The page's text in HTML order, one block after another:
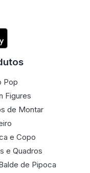
Pop
Figures
de Montar
e Copo
e Quadros
de Pipoca